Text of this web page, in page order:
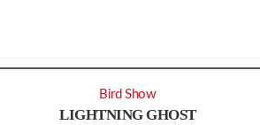
LIGHTNING GHOST
Bird Show